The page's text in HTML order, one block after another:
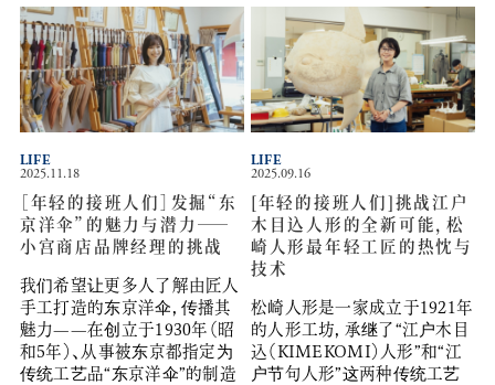
2025.11.18
［年轻的接班人们］发掘“东
京洋伞”的魅力与潜力——
小宫商店品牌经理的挑战
我们希望让更多人了解由匠人
手工打造的东京洋伞，传播其
魅力——在创立于1930年（昭
和5年）、从事被东京都指定为
传统工艺品“东京洋伞”的制造
LIFE
2025.09.16
[年轻的接班人们]挑战江户
木目込人形的全新可能，松
崎人形最年轻工匠的热忱与
技术
松崎人形是一家成立于1921年
的人形工坊，承继了“江户木目
込（KIMEKOMI）人形”和“江
户节句人形”这两种传统工艺
LIFE